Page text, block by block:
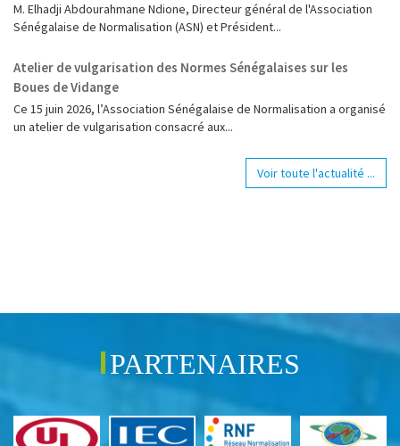
M. Elhadji Abdourahmane Ndione, Directeur général de l'Association
Sénégalaise de Normalisation (ASN) et Président...
Atelier de vulgarisation des Normes Sénégalaises sur les
Boues de Vidange
Ce 15 juin 2026, l’Association Sénégalaise de Normalisation a organisé
un atelier de vulgarisation consacré aux...
Voir toute l'actualité ...
PARTENAIRES